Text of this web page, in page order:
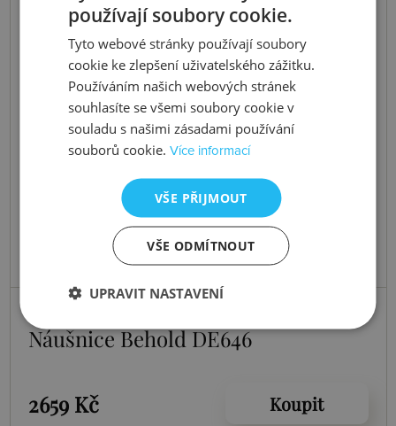
Náušnice Behold DE646
2659 Kč Koupit
používají soubory cookie.
Tyto webové stránky používají soubory
cookie ke zlepšení uživatelského zážitku.
Používáním našich webových stránek
souhlasíte se všemi soubory cookie v
souladu s našimi zásadami používání
souborů cookie.Více informací
VŠE PŘIJMOUT
VŠE ODMÍTNOUT
UPRAVIT NASTAVENÍ